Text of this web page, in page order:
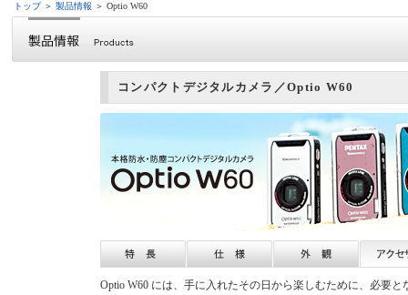
トップ＞ 製品情報 ＞ Optio W60
コンパクトデジタルカメラ／Optio W60
Optio W60 には、手に入れたその日から楽しむために、必要